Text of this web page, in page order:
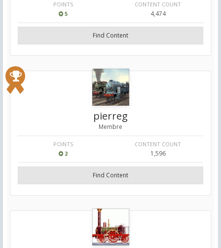
POINTS
5
CONTENT COUNT
4,474
Find Content
pierreg
Membre
POINTS
2
CONTENT COUNT
1,596
Find Content